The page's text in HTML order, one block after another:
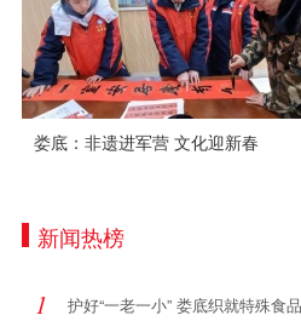
娄底：非遗进军营 文化迎新春
新闻热榜
1 护好“一老一小” 娄底织就特殊食